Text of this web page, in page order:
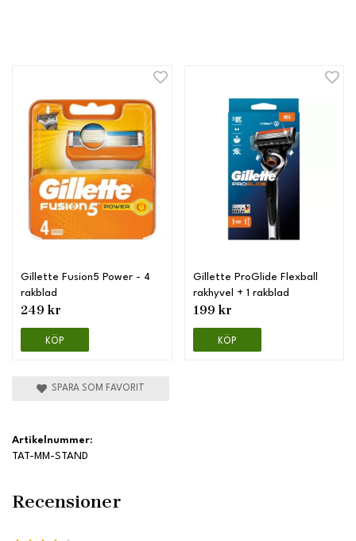
Gillette Fusion5 Power - 4
rakblad
249 kr
KÖP
Gillette ProGlide Flexball
rakhyvel + 1 rakblad
199 kr
KÖP
SPARA SOM FAVORIT
Artikelnummer:
TAT-MM-STAND
Recensioner